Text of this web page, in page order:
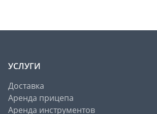
УСЛУГИ
Доставка
Аренда прицепа
Аренда инструментов